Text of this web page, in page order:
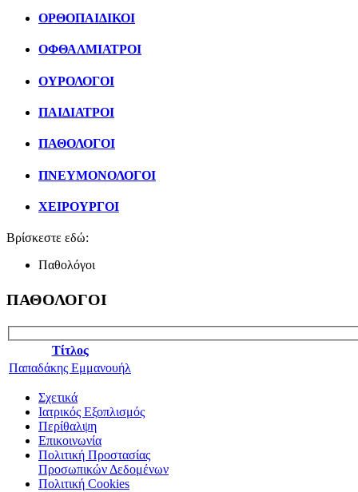
ΟΡΘΟΠΑΙΔΙΚΟΙ
ΟΦΘΑΛΜΙΑΤΡΟΙ
ΟΥΡΟΛΟΓΟΙ
ΠΑΙΔΙΑΤΡΟΙ
ΠΑΘΟΛΟΓΟΙ
ΠΝΕΥΜΟΝΟΛΟΓΟΙ
ΧΕΙΡΟΥΡΓΟΙ
Βρίσκεστε εδώ:
Παθολόγοι
ΠΑΘΟΛΟΓΟΙ
Τίτλος
Παπαδάκης Εμμανουήλ
Σχετικά
Ιατρικός Εξοπλισμός
Περίθαλψη
Επικοινωνία
Πολιτική Προστασίας
Προσωπικών Δεδομένων
Πολιτική Cookies